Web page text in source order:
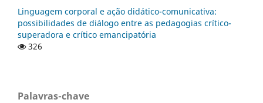
Linguagem corporal e ação didático-comunicativa:
possibilidades de diálogo entre as pedagogias crítico-
superadora e crítico emancipatória
326
Palavras-chave